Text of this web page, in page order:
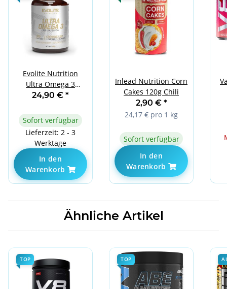
Evolite Nutrition
Ultra Omega 3
500EPA / 250DHA 100
24,90 € *
Sofort verfügbar
Lieferzeit: 2 - 3
Werktage
In den
Warenkorb
Inlead Nutrition Corn
Cakes 120g Chili
2,90 € *
24,17 € pro 1 kg
Sofort verfügbar
In den
Warenkorb
Ähnliche Artikel
TOP TOP